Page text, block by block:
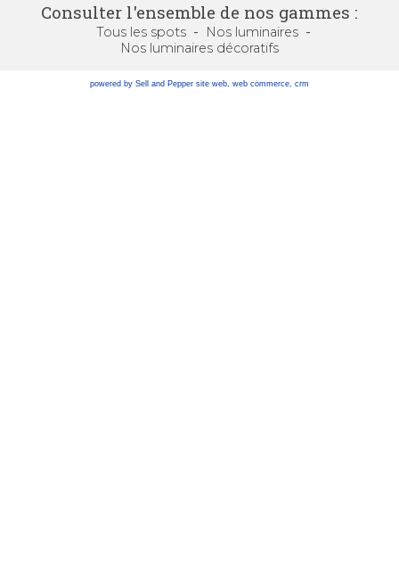
Consulter l'ensemble de nos gammes :
Tous les spots
Nos luminaires
Nos luminaires décoratifs
powered by Sell and Pepper site web, web commerce, crm